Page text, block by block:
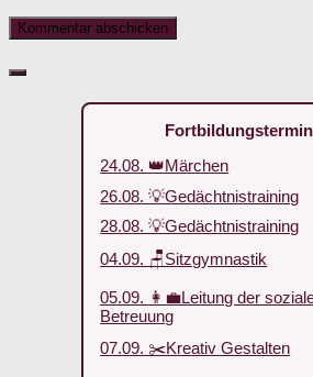
24.08. 👑Märchen
26.08. 💡Gedächtnistraining
28.08. 💡Gedächtnistraining
04.09. 🪑Sitzgymnastik
05.09. 👩‍💼Leitung der
Betreuung
07.09. ✂️Kreativ Gestalten